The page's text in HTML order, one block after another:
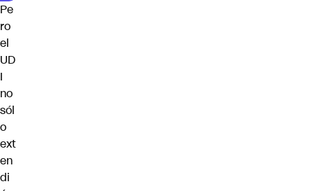
Pe
ro
el
UD
I
no
sól
o
ext
en
di